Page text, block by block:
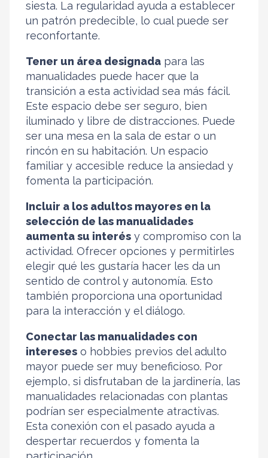
siesta. La regularidad ayuda a establecer
un patrón predecible, lo cual puede ser
reconfortante.
Tener un área designada para las
manualidades puede hacer que la
transición a esta actividad sea más fácil.
Este espacio debe ser seguro, bien
iluminado y libre de distracciones. Puede
ser una mesa en la sala de estar o un
rincón en su habitación. Un espacio
familiar y accesible reduce la ansiedad y
fomenta la participación.
Incluir a los adultos mayores en la
selección de las manualidades
aumenta su interés y compromiso con la
actividad. Ofrecer opciones y permitirles
elegir qué les gustaría hacer les da un
sentido de control y autonomía. Esto
también proporciona una oportunidad
para la interacción y el diálogo.
Conectar las manualidades con
intereses o hobbies previos del adulto
mayor puede ser muy beneficioso. Por
ejemplo, si disfrutaban de la jardinería, las
manualidades relacionadas con plantas
podrían ser especialmente atractivas.
Esta conexión con el pasado ayuda a
despertar recuerdos y fomenta la